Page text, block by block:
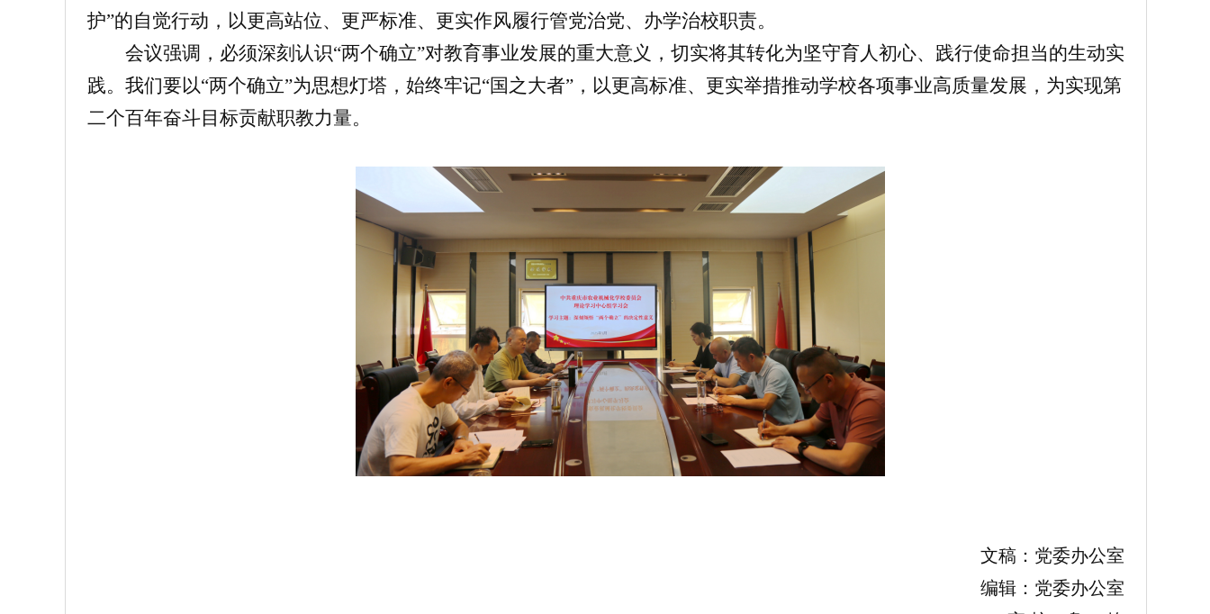
护”的自觉行动，以更高站位、更严标准、更实作风履行管党治党、办学治校职责。
会议强调，必须深刻认识“两个确立”对教育事业发展的重大意义，切实将其转化为坚守育人初心、践行使命担当的生动实
践。我们要以“两个确立”为思想灯塔，始终牢记“国之大者”，以更高标准、更实举措推动学校各项事业高质量发展，为实现第
二个百年奋斗目标贡献职教力量。
文稿：党委办公室
编辑：党委办公室